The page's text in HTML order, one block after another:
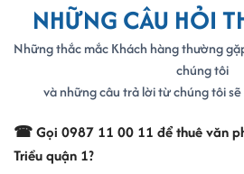
NHỮNG CÂU HỎI
Những thắc mắc Khách hàng thường
chúng tôi
và những câu trả lời từ chúng tôi
☎ Gọi 0987 11 00 11 để thuê văn
Triều quận 1?